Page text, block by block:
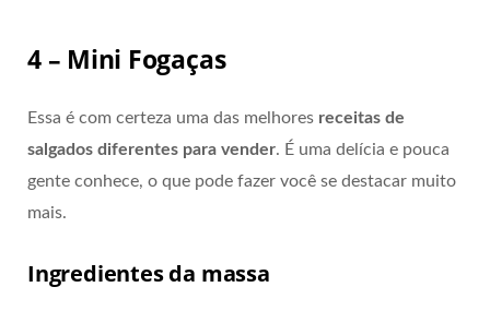
4 – Mini Fogaças
Essa é com certeza uma das melhores receitas de
salgados diferentes para vender. É uma delícia e pouca
gente conhece, o que pode fazer você se destacar muito
mais.
Ingredientes da massa